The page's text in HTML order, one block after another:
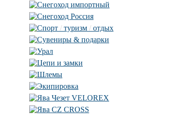
Снегоход импортный
Снегоход Россия
Спорт / туризм / отдых
Сувениры & подарки
Урал
Цепи и замки
Шлемы
Экипировка
Ява Чезет VELOREX
Ява CZ CROSS